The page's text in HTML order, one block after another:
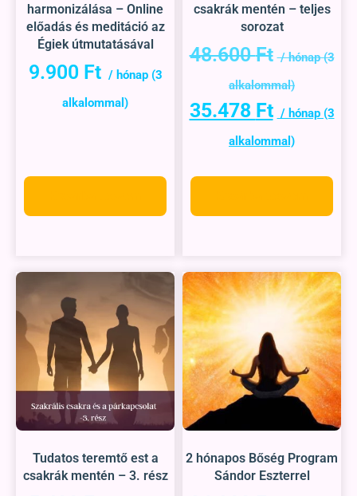
harmonizálása – Online
előadás és meditáció az
Égiek útmutatásával
9.900 Ft
csakrák mentén – teljes
sorozat
48.600Ft
35.478 Ft
Tudatos teremtő est a
csakrák mentén – 3. rész
2 hónapos Bőség Program
Sándor Eszterrel